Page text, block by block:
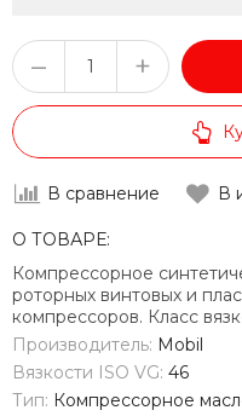
– +
В сравнение В
О ТОВАРЕ:
Компрессорное
роторных винтовых и
компрессоров. Класс
Производитель: Mobil
Вязкости ISO VG: 46
Тип: Компрессорное